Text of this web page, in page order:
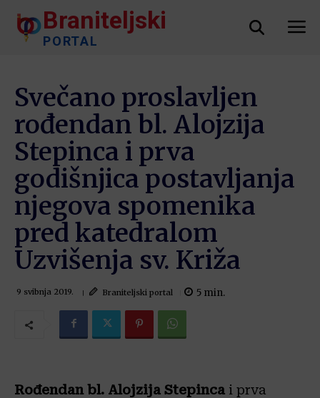
Braniteljski
PORTAL
Svečano proslavljen
rođendan bl. Alojzija
Stepinca i prva
godišnjica postavljanja
njegova spomenika
pred katedralom
Uzvišenja sv. Križa
9 svibnja 2019. Braniteljski portal 5 min.
Rođendan bl. Alojzija Stepinca i prva